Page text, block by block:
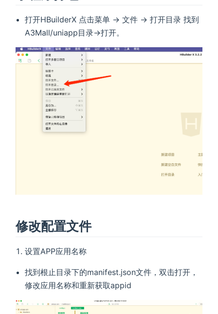
打开HBuilderX 点击菜单 -> 文件 -> 打开目录 找到
A3Mall/uniapp目录->打开。
修改配置文件
设置APP应用名称
找到根止目录下的manifest.json文件，双击打开，
修改应用名称和重新获取appid